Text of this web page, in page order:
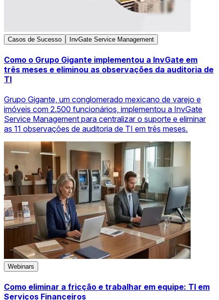
Casos de Sucesso InvGate Service Management
Como o Grupo Gigante implementou a InvGate em
três meses e eliminou as observações da auditoria de
TI
Grupo Gigante, um conglomerado mexicano de varejo e
imóveis com 2.500 funcionários, implementou a InvGate
Service Management para centralizar o suporte e eliminar
as 11 observações de auditoria de TI em três meses.
Webinars
Como eliminar a fricção e trabalhar em equipe: TI em
Serviços Financeiros